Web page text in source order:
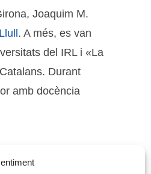
Joaquim M.
. A més, es van
del IRL i «La
Durant
amb docència